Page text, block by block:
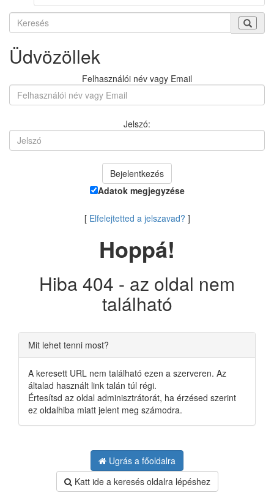
Üdvözöllek
Felhasználói név vagy Email
Jelszó:
Adatok megjegyzése
[ Elfelejtetted a jelszavad? ]
Hoppá!
Hiba 404 - az oldal nem
található
Mit lehet tenni most?
A keresett URL nem található ezen a szerveren. Az
általad használt link talán túl régi.
Értesítsd az oldal adminisztrátorát, ha érzésed szerint
ez oldalhiba miatt jelent meg számodra.
Ugrás a főoldalra
Katt ide a keresés oldalra lépéshez